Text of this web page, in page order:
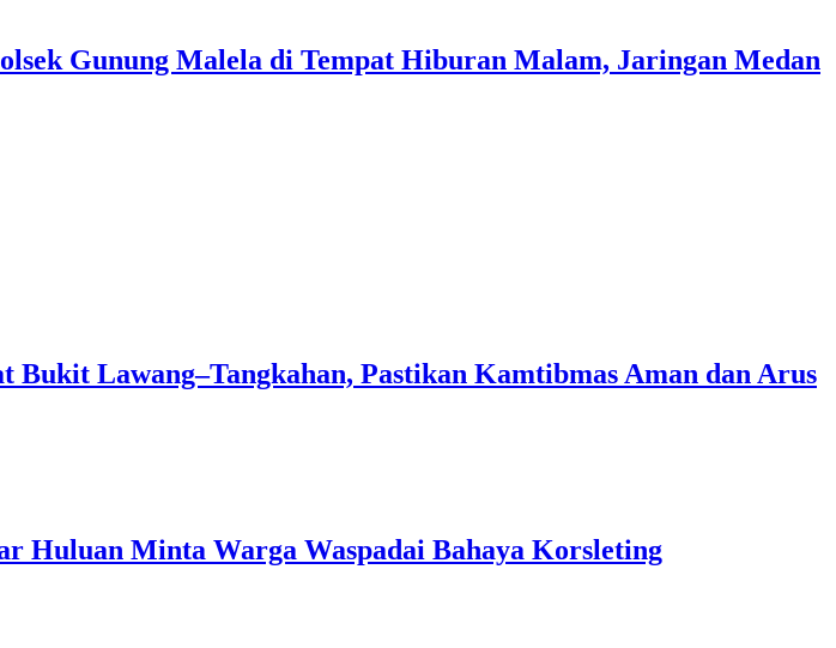
Gunung Malela di Tempat Hiburan Malam, Jaringan Medan
Lawang–Tangkahan, Pastikan Kamtibmas Aman dan Arus
Huluan Minta Warga Waspadai Bahaya Korsleting